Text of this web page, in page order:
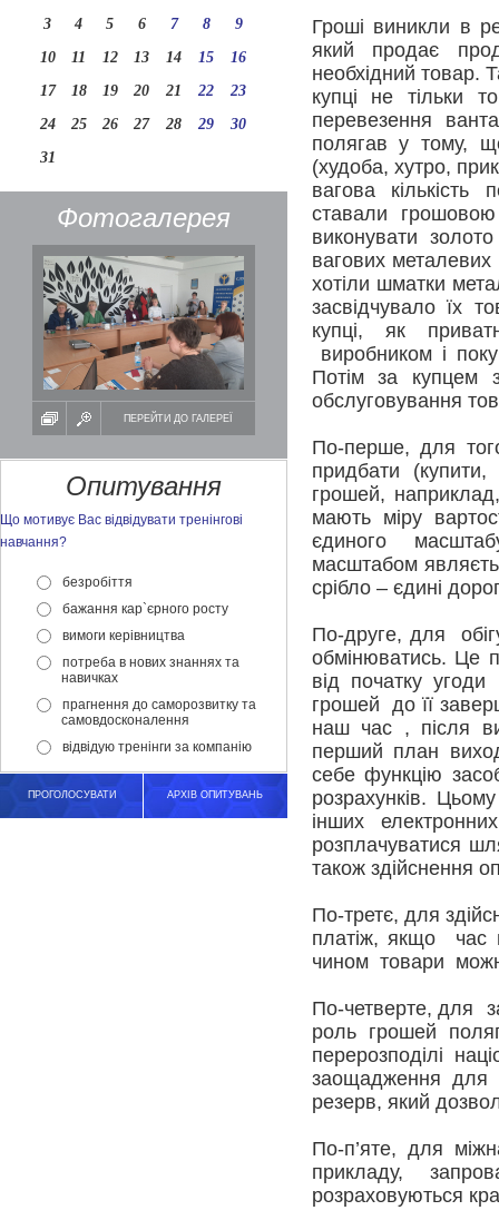
3
4 5 6 7 8
9
10
11 12 13 14 15
16
17
18 19 20 21 22
23
24
25 26 27 28 29
30
31
Фотогалерея
ПЕРЕЙТИ ДО ГАЛЕРЕЇ
Опитування
Що мотивує Вас відвідувати тренінгові
навчання?
безробіття
бажання кар`єрного росту
вимоги керівництва
потреба в нових знаннях та
навичках
прагнення до саморозвитку та
самовдосконалення
відвідую тренінги за компанію
ПРОГОЛОСУВАТИ АРХІВ ОПИТУВАНЬ
Гроші виникли в
який продає
необхідний товар.
купці не тільки
перевезення
полягав у тому,
(худоба, хутро,
вагова
ставали
виконувати
вагових
хотіли шматки
засвідчувало їх
купці, як
виробником і
Потім за купцем
обслуговування
По-перше, для
придбати
грошей,
мають міру
єдиного
масштабом
срібло – єдині
По-друге, для
обмінюватись. Це
від початку
грошей до її
наш час , після
перший план
себе функцію
розрахунків.
інших
розплачуватися
також здійснення
По-третє, для
платіж, якщо час
чином товари
По-четверте, для
роль грошей
перерозподілі
заощадження для
резерв, який
По-п’яте, для
прикладу,
розраховуються